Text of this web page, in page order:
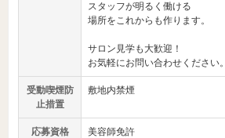
スタッフが明るく働ける
場所をこれからも作ります。
サロン見学も大歓迎！
お気軽にお問い合わせください。
受動喫煙防
止措置
敷地内禁煙
応募資格 美容師免許